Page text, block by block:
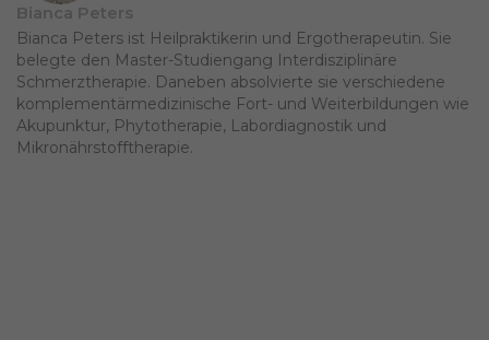
Bianca Peters
Bianca Peters ist Heilpraktikerin und Ergotherapeutin. Sie
belegte den Master-Studiengang Interdisziplinäre
Schmerztherapie. Daneben absolvierte sie verschiedene
komplementärmedizinische Fort- und Weiterbildungen wie
Akupunktur, Phytotherapie, Labordiagnostik und
Mikronährstofftherapie.